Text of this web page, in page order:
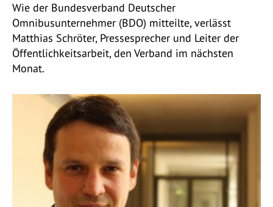
Wie der Bundesverband Deutscher
Omnibusunternehmer (BDO) mitteilte, verlässt
Matthias Schröter, Pressesprecher und Leiter der
Öffentlichkeitsarbeit, den Verband im nächsten
Monat.